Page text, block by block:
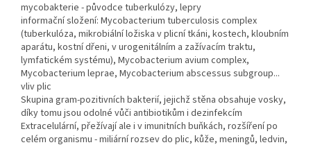
mycobakterie - původce tuberkulózy, lepry
informační složení: Mycobacterium tuberculosis complex
(tuberkulóza, mikrobiální ložiska v plicní tkáni, kostech, kloubním
aparátu, kostní dřeni, v urogenitálním a zažívacím traktu,
lymfatickém systému), Mycobacterium avium complex,
Mycobacterium leprae, Mycobacterium abscessus subgroup...
vliv plic
Skupina gram-pozitivních bakterií, jejichž stěna obsahuje vosky,
díky tomu jsou odolné vůči antibiotikům i dezinfekcím
Extracelulární, přežívají ale i v imunitních buňkách, rozšíření po
celém organismu - miliární rozsev do plic, kůže, meningů, ledvin,